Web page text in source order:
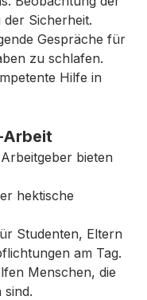
Sicherheit.
Gespräche für
zu schlafen.
Hilfe in
Arbeit
bieten
hektische
Studenten, Eltern
am Tag.
Menschen, die